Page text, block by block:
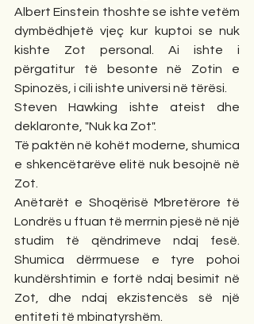
Albert Einstein thoshte se ishte vetëm
dymbëdhjetë vjeç kur kuptoi se nuk
kishte Zot personal. Ai ishte i
përgatitur të besonte në Zotin e
Spinozës, i cili ishte universi në tërësi.
Steven Hawking ishte ateist dhe
deklaronte, "Nuk ka Zot".
Të paktën në kohët moderne, shumica
e shkencëtarëve elitë nuk besojnë në
Zot.
Anëtarët e Shoqërisë Mbretërore të
Londrës u ftuan të merrnin pjesë në një
studim të qëndrimeve ndaj fesë.
Shumica dërrmuese e tyre pohoi
kundërshtimin e fortë ndaj besimit në
Zot, dhe ndaj ekzistencës së një
entiteti të mbinatyrshëm.